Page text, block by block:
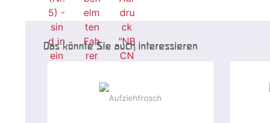
Das könnte Sie auch interessieren